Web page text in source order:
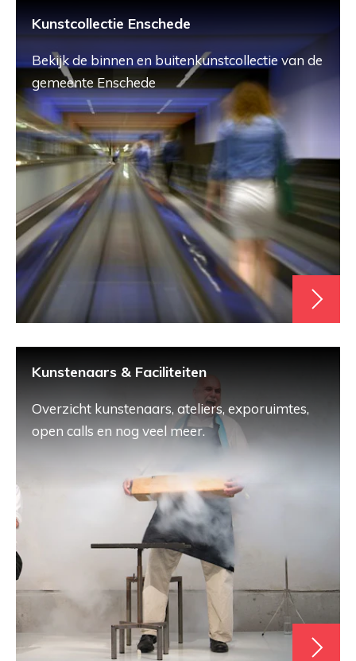
Kunstcollectie Enschede
Bekijk de binnen en buitenkunstcollectie van de
gemeente Enschede
Kunstenaars & Faciliteiten
Overzicht kunstenaars, ateliers, exporuimtes,
open calls en nog veel meer.